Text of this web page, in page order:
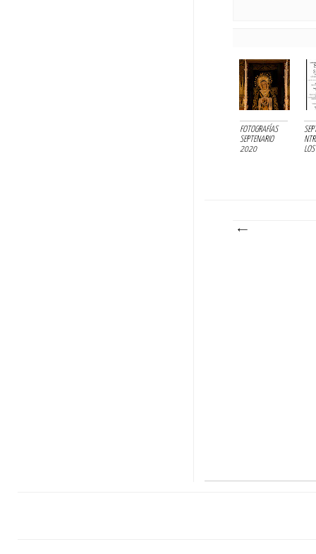
FOTOGRAFÍAS
SEPTENARIO
2020
LOS